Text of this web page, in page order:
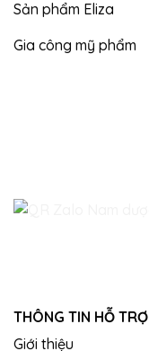
Sản phẩm Eliza
Gia công mỹ phẩm
THÔNG TIN HỖ TRỢ
Giới thiệu